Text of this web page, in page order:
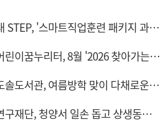
한기대 STEP, '스마트직업훈련 패키지 과정 3기' 모집
천안어린이꿈누리터, 8월 '2026 찾아가는 팝업놀이터' 운영
천안도솔도서관, 여름방학 맞이 다채로운 독서문화 프로그램 운영
한국연구재단, 청양서 일손 돕고 상생동반 친구맺기 봉사활동